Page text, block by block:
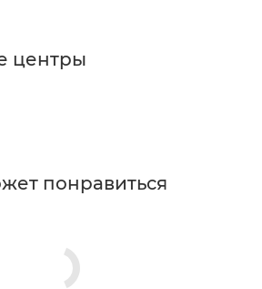
в корзине. Когда заказ
обратитесь к сотруднику в
придет уникальный код.
через почту России. Когда
центры
понравиться